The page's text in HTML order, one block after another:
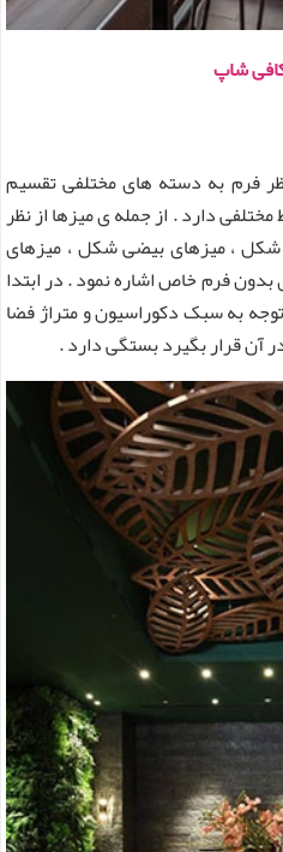
شاپ
فرم به دسته های مختلفی تقسیم
دارد . از جمله ی میزها از نظر
شکل ، میزهای بیضی شکل ، میزهای
فرم خاص اشاره نمود . در ابتدا
به سبک دکوراسیون و متراژ فضا
آن قرار بگیرد بستگی دارد .